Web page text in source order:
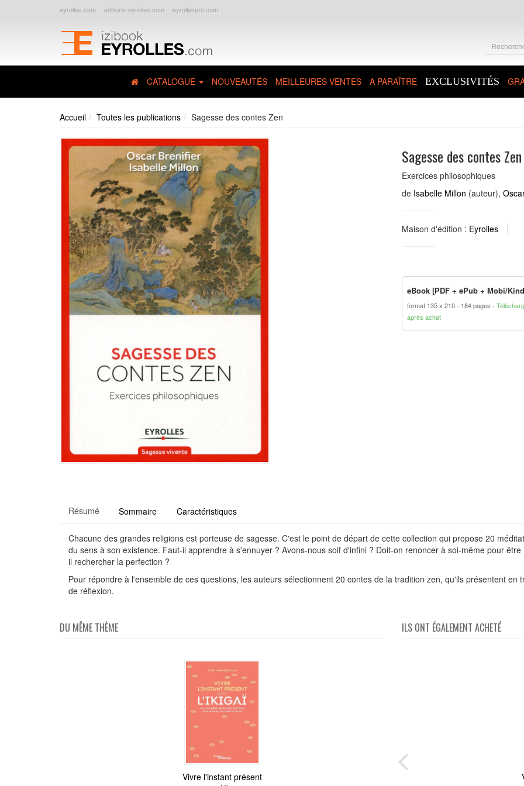
eyrolles.com editions-eyrolles.com eyrollespro.com
CATALOGUE NOUVEAUTÉS MEILLEURES VENTES A PARAÎTRE EXCLUSIVITÉS
Accueil Toutes les publications Sagesse des contes Zen
Sagesse des contes Zen
Exercices philosophiques
de Isabelle Millon (auteur),
Maison d'édition : Eyrolles
eBook [PDF + ePub + Mobi/
format 135 x 210 184 pages
après achat
Résumé Sommaire Caractéristiques
Chacune des grandes religions est porteuse de sagesse. C'est le point de départ de cette collection qui propose 20
du sens à son existence. Faut-il apprendre à s'ennuyer ? Avons-nous soif d'infini ? Doit-on renoncer à soi-même pour
il rechercher la perfection ?
Pour répondre à l'ensemble de ces questions, les auteurs sélectionnent 20 contes de la tradition zen, qu'ils présentent
de réflexion.
DU MÊME THÈME
Vivre l'instant présent
ILS ONT ÉGALEMENT ACHETÉ
Philosopher avec les